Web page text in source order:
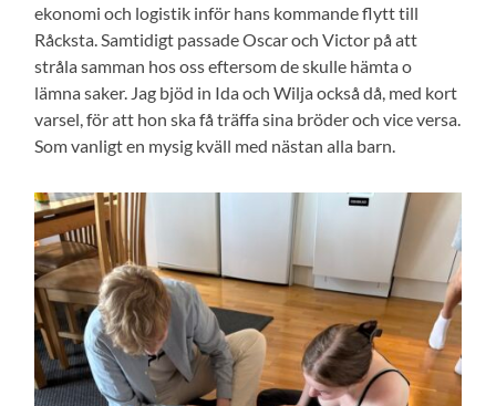
ekonomi och logistik inför hans kommande flytt till
Råcksta. Samtidigt passade Oscar och Victor på att
stråla samman hos oss eftersom de skulle hämta o
lämna saker. Jag bjöd in Ida och Wilja också då, med kort
varsel, för att hon ska få träffa sina bröder och vice versa.
Som vanligt en mysig kväll med nästan alla barn.